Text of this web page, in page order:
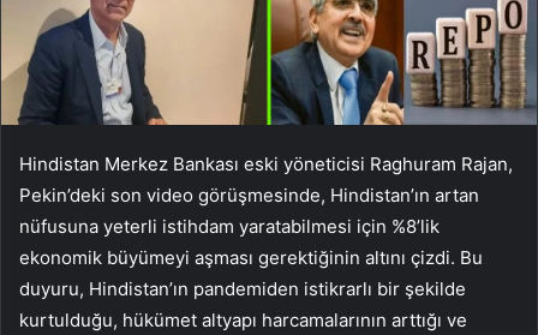
Hindistan Merkez Bankası eski yöneticisi Raghuram Rajan,
Pekin’deki son video görüşmesinde, Hindistan’ın artan
nüfusuna yeterli istihdam yaratabilmesi için %8’lik
ekonomik büyümeyi aşması gerektiğinin altını çizdi. Bu
duyuru, Hindistan’ın pandemiden istikrarlı bir şekilde
kurtulduğu, hükümet altyapı harcamalarının arttığı ve